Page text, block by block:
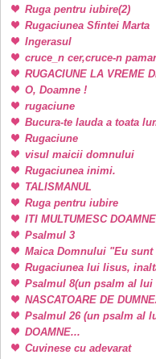
Ruga pentru iubire(2)
Rugaciunea Sfintei Marta
Ingerasul
cruce_n cer,cruce-n
RUGACIUNE LA VREME
O, Doamne !
rugaciune
Bucura-te lauda a toata
Rugaciune
visul maicii domnului
Rugaciunea inimi.
TALISMANUL
Ruga pentru iubire
ITI MULTUMESC DOAMNE
Psalmul 3
Maica Domnului "Eu
Rugaciunea lui Iisus,
Psalmul 8(un psalm al lui
NASCATOARE DE
Psalmul 26 (un psalm al
DOAMNE...
Cuvinese cu adevarat